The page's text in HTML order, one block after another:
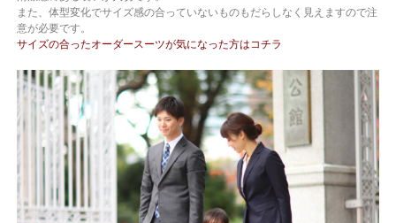
また、体型変化でサイズ感の合っていないものもだらしなく見えますので注
意が必要です。
サイズの合ったオーダースーツが気になった方はコチラ